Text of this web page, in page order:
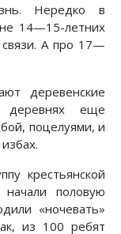
Нередко в
14—15-летних
А про 17—
деревенские
деревнях еще
поцелуями, и
крестьянской
половую
«ночевать»
из 100 ребят